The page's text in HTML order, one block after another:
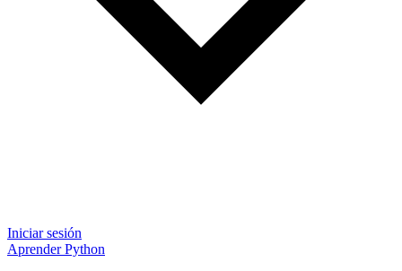
Iniciar sesión
Aprender Python